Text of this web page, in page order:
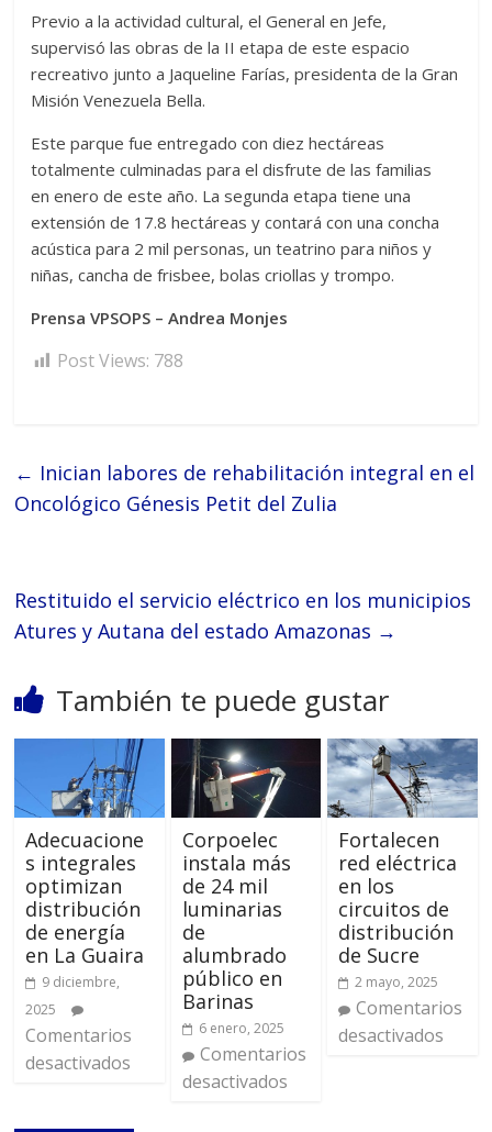
Previo a la actividad cultural, el General en Jefe,
supervisó las obras de la II etapa de este espacio
recreativo junto a Jaqueline Farías, presidenta de la Gran
Misión Venezuela Bella.
Este parque fue entregado con diez hectáreas
totalmente culminadas para el disfrute de las familias
en enero de este año. La segunda etapa tiene una
extensión de 17.8 hectáreas y contará con una concha
acústica para 2 mil personas, un teatrino para niños y
niñas, cancha de frisbee, bolas criollas y trompo.
Prensa VPSOPS – Andrea Monjes
Post Views: 788
← Inician labores de rehabilitación integral en el
Oncológico Génesis Petit del Zulia
Restituido el servicio eléctrico en los municipios
Atures y Autana del estado Amazonas →
También te puede gustar
Adecuacione
s integrales
optimizan
distribución
de energía
en La Guaira
9 diciembre,
2025
Comentarios
desactivados
Corpoelec
instala más
de 24 mil
luminarias
de
alumbrado
público en
Barinas
6 enero, 2025
Comentarios
desactivados
Fortalecen
red eléctrica
en los
circuitos de
distribución
de Sucre
2 mayo, 2025
Comentarios
desactivados